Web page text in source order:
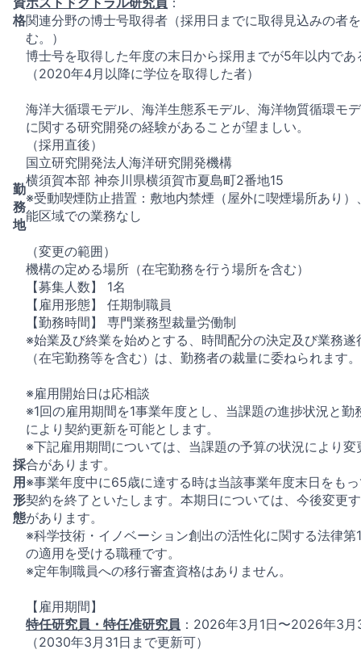
格関連分野の博⼠号取得者（採用日までに取得見込みの者
む。）
博士号を取得した年度の末日から採用までが5年以内であ
（2020年4月以降に学位を取得した者）
海洋大循環モデル、海洋生態系モデル、海洋物質循環モ
に関する研究開発の経験があることが望ましい。
勤
務
地
（採用直後）
国立研究開発法人海洋研究開発機構
横須賀本部 神奈川県横須賀市夏島町2番地15
※受動喫煙防止措置：敷地内禁煙（屋外に喫煙場所あり）
能区域での業務なし
（変更の範囲）
機構の定める場所（在宅勤務を行う場所を含む）
採
用
形
態
【募集人数】 1名
【雇用形態】 任期制職員
【勤務時間】 専門業務型裁量労働制
※始業及び終業を始めとする、時間配分の決定及び業務遂
（在宅勤務等を含む）は、勤務者の裁量に委ねられます。
※雇用開始日は応相談
※1回の雇用期間を1事業年度とし、当課題の進捗状況と勤
により契約更新を可能とします。
※下記雇用期間については、当課題の予算の状況により変
合があります。
※事業年度中に65歳に達する時は当該事業年度末日をも
契約を終了といたします。本期日については、今後変更
があります。
※科学技術・イノベーション創出の活性化に関する法律第
の適用を受ける職種です。
※定年制職員への移行審査資格はありません。
【雇用期間】
特任研究員・特任准研究員 ：2026年3月1日〜2026年3月
（2030年3月31日まで更新可）